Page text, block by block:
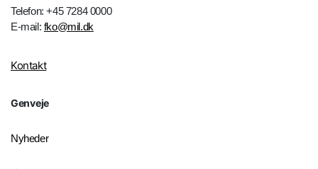
Telefon: +45 7284 0000
E-mail: fko@mil.dk
Kontakt
Genveje
Nyheder